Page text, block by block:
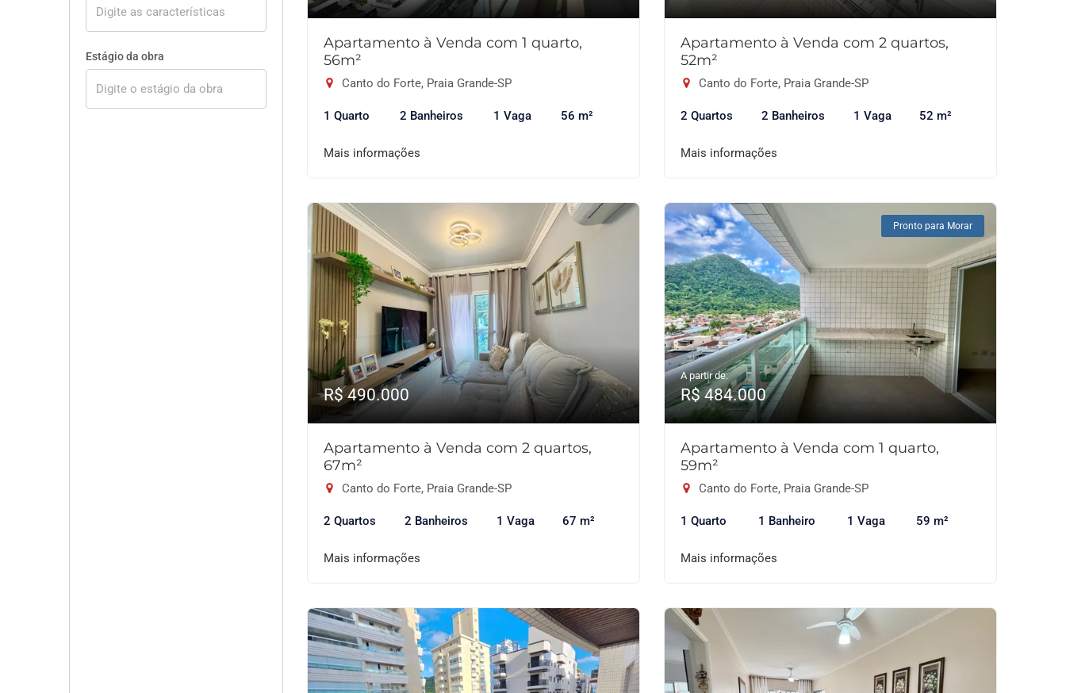
Estágio da obra
Apartamento à Venda com 1 quarto,
56m²
Canto do Forte, Praia Grande-SP
1 Quarto 2 Banheiros 1 Vaga 56 m²
Mais informações
Apartamento à Venda com 2 quartos,
52m²
Canto do Forte, Praia Grande-SP
2 Quartos 2 Banheiros 1 Vaga 52 m²
Mais informações
R$ 490.000
Apartamento à Venda com 2 quartos,
67m²
Canto do Forte, Praia Grande-SP
2 Quartos 2 Banheiros 1 Vaga 67 m²
Mais informações
Pronto para Morar
A partir de:
R$ 484.000
Apartamento à Venda com 1 quarto,
59m²
Canto do Forte, Praia Grande-SP
1 Quarto 1 Banheiro 1 Vaga 59 m²
Mais informações